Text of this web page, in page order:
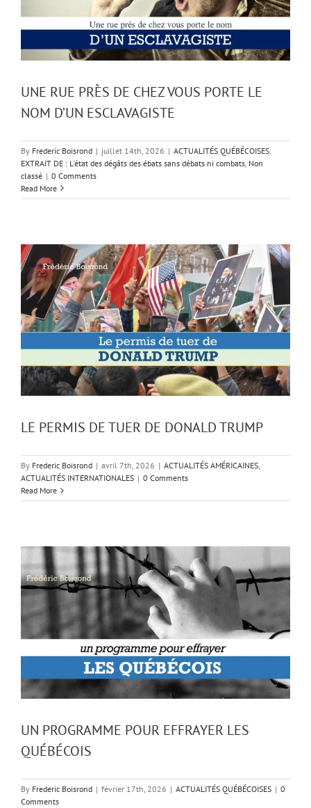
UNE RUE PRÈS DE CHEZ VOUS PORTE LE
NOM D’UN ESCLAVAGISTE
By Frederic Boisrond | juillet 14th, 2026 | ACTUALITÉS QUÉBÉCOISES
EXTRAIT DE : L'état des dégâts des ébats sans débats ni combats Non
classé | 0 Comments
Read More
LE PERMIS DE TUER DE DONALD TRUMP
By Frederic Boisrond | avril 7th, 2026 | ACTUALITÉS AMÉRICAINES,
ACTUALITÉS INTERNATIONALES | 0 Comments
Read More
UN PROGRAMME POUR EFFRAYER LES
QUÉBÉCOIS
By Frederic Boisrond | février 17th, 2026 | ACTUALITÉS QUÉBÉCOISES | 0
Comments